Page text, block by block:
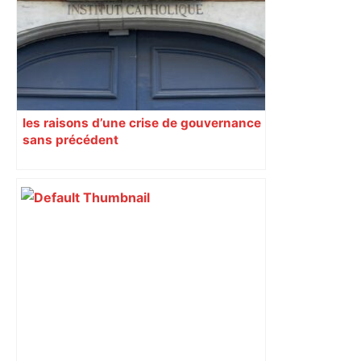
lanouvellerepublique.fr
les raisons d’une crise de gouvernance
sans précédent